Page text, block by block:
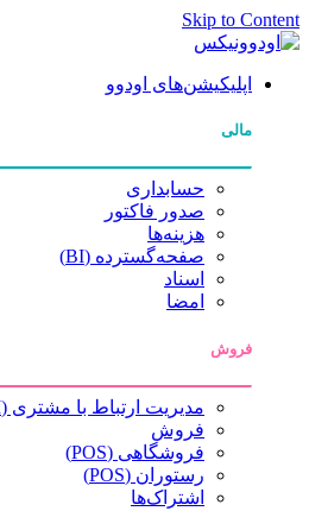
Skip to Content
اپلیکیشن‌های اودوو
مالی
حسابداری
صدور فاکتور
هزینه‌ها
صفحه‌گسترده (BI)
اسناد
امضا
فروش
مدیریت ارتباط با مشتری (CRM)
فروش
فروشگاهی (POS)
رستوران (POS)
اشتراک‌ها